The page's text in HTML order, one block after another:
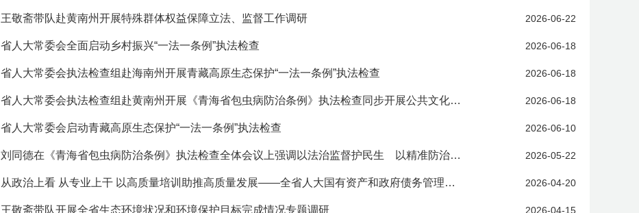
王敬斋带队赴黄南州开展特殊群体权益保障立法、监督工作调研 2026-06-22
‌省人大常委会全面启动乡村振兴“一法一条例”执法检查 2026-06-18
省人大常委会执法检查组赴海南州开展青藏高原生态保护“一法一条例”执法检查 2026-06-18
省人大常委会执法检查组赴黄南州开展《青海省包虫病防治条例》执法检查同步开展公共文化服务保障立法调研 2026-06-18
省人大常委会启动青藏高原生态保护“一法一条例”执法检查 2026-06-10
刘同德在《青海省包虫病防治条例》执法检查全体会议上强调以法治监督护民生 以精准防治保健康 2026-05-22
从政治上看 从专业上干 以高质量培训助推高质量发展——全省人大国有资产和政府债务管理情况监督培训班圆满结束 2026-04-20
王敬斋带队开展全省生态环境状况和环境保护目标完成情况专题调研 2026-04-15